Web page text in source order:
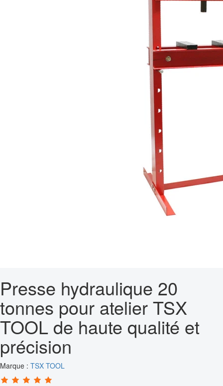
Presse hydraulique 20
tonnes pour atelier TSX
TOOL de haute qualité et
précision
Marque : TSX TOOL